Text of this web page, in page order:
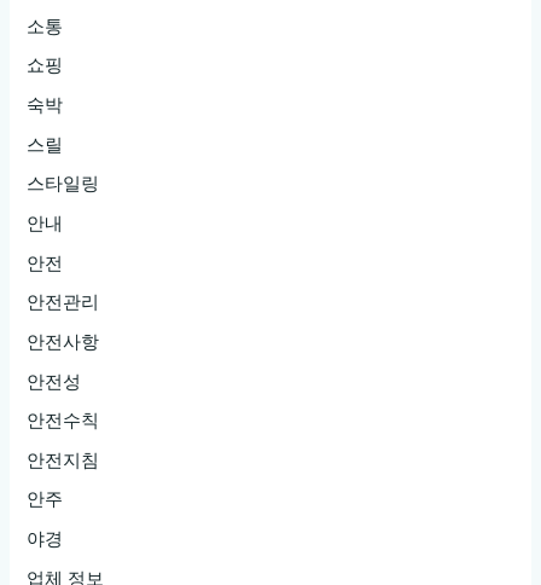
소통
쇼핑
숙박
스릴
스타일링
안내
안전
안전관리
안전사항
안전성
안전수칙
안전지침
안주
야경
업체 정보